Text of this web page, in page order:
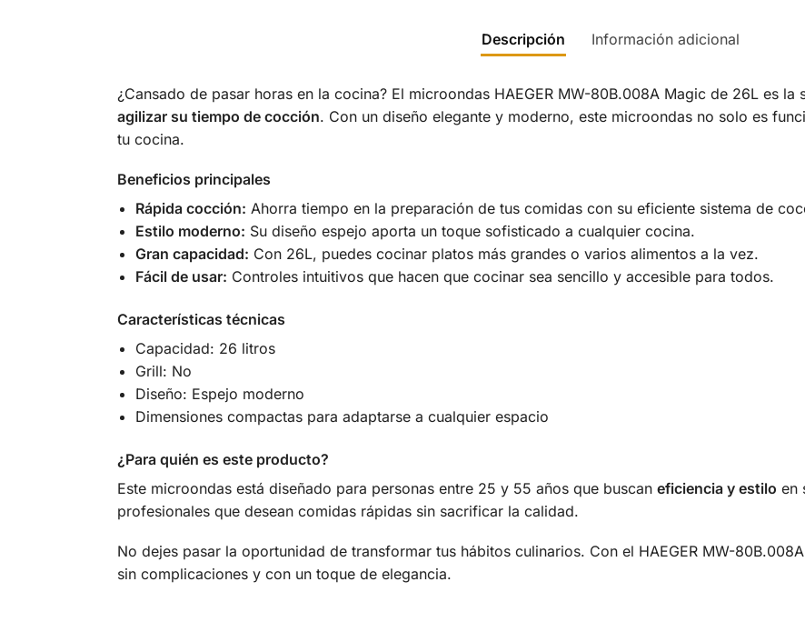
Descripción Información adicional
¿Cansado de pasar horas en la cocina? El microondas HAEGER MW-80B.008A Magic de 26L es
agilizar su tiempo de cocción. Con un diseño elegante y moderno, este microondas no solo es
tu cocina.
Beneficios principales
Rápida cocción: Ahorra tiempo en la preparación de tus comidas con su eficiente sistema de
Estilo moderno: Su diseño espejo aporta un toque sofisticado a cualquier cocina.
Gran capacidad: Con 26L, puedes cocinar platos más grandes o varios alimentos a la vez.
Fácil de usar: Controles intuitivos que hacen que cocinar sea sencillo y accesible para todos.
Características técnicas
Capacidad: 26 litros
Grill: No
Diseño: Espejo moderno
Dimensiones compactas para adaptarse a cualquier espacio
¿Para quién es este producto?
Este microondas está diseñado para personas entre 25 y 55 años que buscan eficiencia y estilo en
profesionales que desean comidas rápidas sin sacrificar la calidad.
No dejes pasar la oportunidad de transformar tus hábitos culinarios. Con el HAEGER MW-
sin complicaciones y con un toque de elegancia.